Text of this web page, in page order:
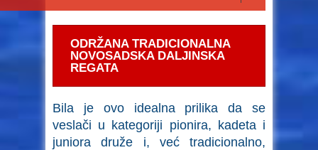
ODRŽANA TRADICIONALNA
NOVOSADSKA DALJINSKA
REGATA
Bila je ovo idealna prilika da se
veslači u kategoriji pionira, kadeta i
juniora druže i, već tradicionalno,